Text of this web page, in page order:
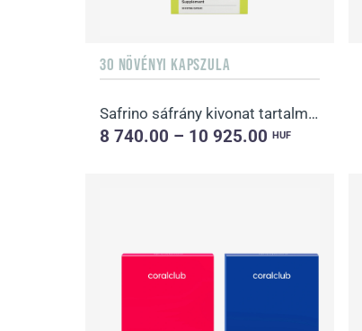
30 NÖVÉNYI KAPSZULA
Safrino sáfrány kivonat tartalmú étrend-kiegészítő kapszula
8 740.00 – 10 925.00HUF